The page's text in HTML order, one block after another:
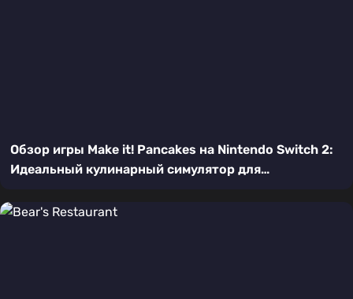
Обзор игры Make it! Pancakes на Nintendo Switch 2:
Идеальный кулинарный симулятор для